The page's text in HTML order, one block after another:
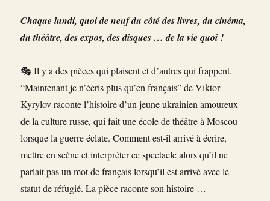
Chaque lundi, quoi de neuf du côté des livres, du cinéma,
du théâtre, des expos, des disques … de la vie quoi !
🎭 Il y a des pièces qui plaisent et d’autres qui frappent.
“Maintenant je n’écris plus qu’en français” de Viktor
Kyrylov raconte l’histoire d’un jeune ukrainien amoureux
de la culture russe, qui fait une école de théâtre à Moscou
lorsque la guerre éclate. Comment est-il arrivé à écrire,
mettre en scène et interpréter ce spectacle alors qu’il ne
parlait pas un mot de français lorsqu’il est arrivé avec le
statut de réfugié. La pièce raconte son histoire …